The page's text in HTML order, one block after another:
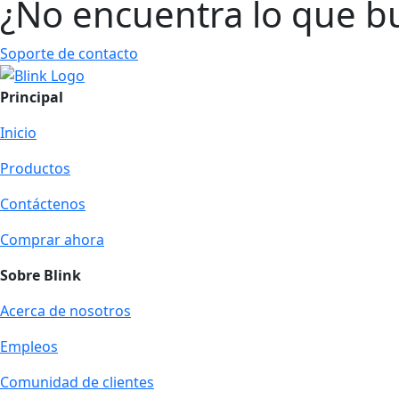
¿No encuentra lo que
Soporte de contacto
Principal
Inicio
Productos
Contáctenos
Comprar ahora
Sobre Blink
Acerca de nosotros
Empleos
Comunidad de clientes